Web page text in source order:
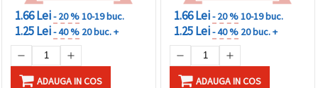
1.66 Lei- 20 %10-19 buc.
1.25 Lei- 40 % 20 buc. +
ADAUGA IN COS
1.66 Lei- 20 %10-19 buc.
1.25 Lei- 40 % 20 buc. +
ADAUGA IN COS